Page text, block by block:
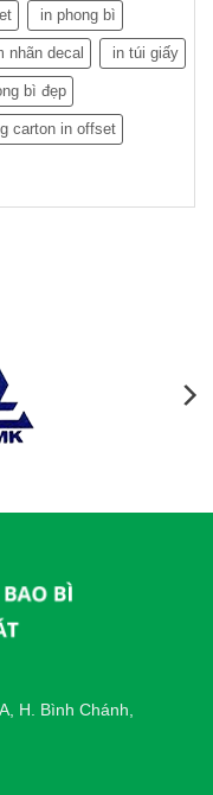
in phong bì
nhãn decal in túi giấy
bì đẹp
carton in offset
H. Bình Chánh,